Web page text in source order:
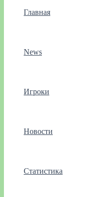
Главная
News
Игроки
Новости
Статистика